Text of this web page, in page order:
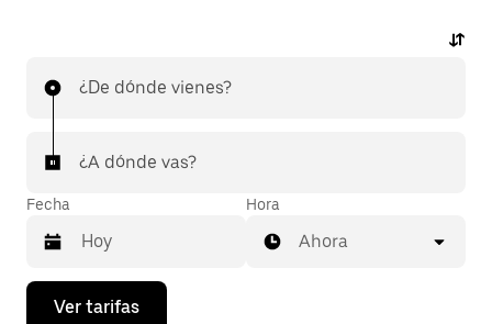
¿De dónde vienes?
¿A dónde vas?
Fecha
Presiona
Hora
Ahora
Ver tarifas